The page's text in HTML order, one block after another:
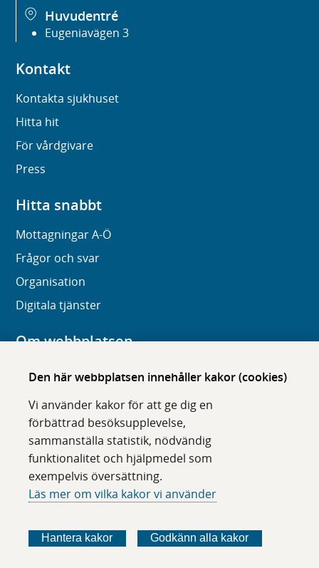
Den här webbplatsen innehåller kakor (cookies)
Vi använder kakor för att ge dig en
förbättrad besöksupplevelse,
sammanställa statistik, nödvändig
funktionalitet och hjälpmedel som
exempelvis översättning.
Läs mer om vilka kakor vi använder
Hantera kakor Godkänn alla kakor
Huvudentré
Eugeniavägen 3
Kontakt
Kontakta sjukhuset
Hitta hit
För vårdgivare
Press
Hitta snabbt
Mottagningar A-Ö
Frågor och svar
Organisation
Digitala tjänster
Om webbplatsen
Om karolinska.se
Tillgänglighet
Om cookies
Följ oss i sociala medier
ö
l
ö
l
ö
l